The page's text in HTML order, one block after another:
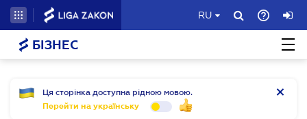
RU
БІЗНЕС
Ця сторінка доступна рідною мовою.
Перейти на українську